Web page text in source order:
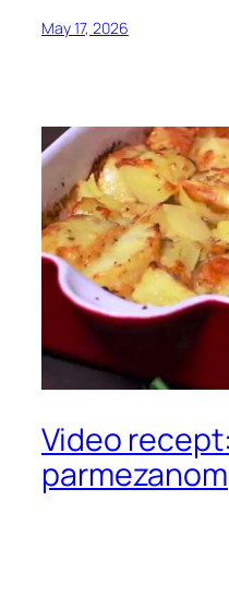
May 17, 2026
Video
parmezanom